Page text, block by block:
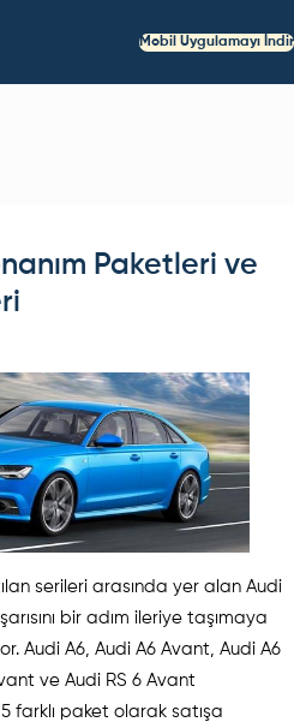
Mobil Uygulamayı İndir
Paketleri ve
serileri arasında yer alan Audi
bir adım ileriye taşımaya
Audi A6, Audi A6 Avant, Audi A6
ve Audi RS 6 Avant
farklı paket olarak satışa